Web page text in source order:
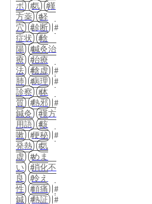
ボ
気
漢
方薬
経
穴
診断
症状
陰
陽
鍼灸治
療
治療
法
陰虚
肺
病理
診察
体
質
熱邪
鍼灸
漢方
用語
咳
嗽
便秘
発熱
気
虚
めま
い
消化不
良
冷え
性
頭痛
鍼
熱証